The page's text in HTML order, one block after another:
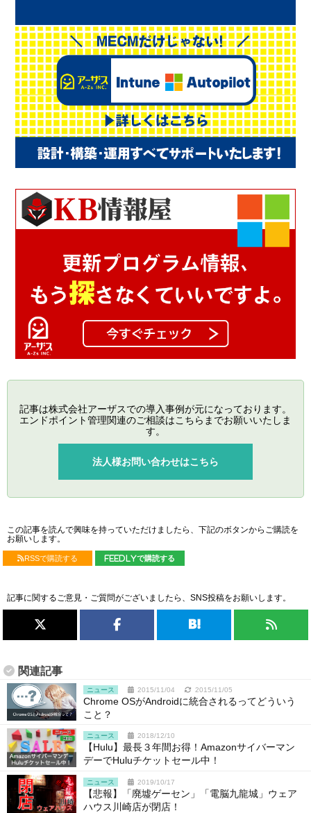
記事は株式会社アーザスでの導入事例が元になっております。
エンドポイント管理関連のご相談はこちらまでお願いいたしま
す。
法人様お問い合わせはこちら
この記事を読んで興味を持っていただけましたら、下記のボタンからご購読を
お願いします。
RSSで購読する feedlyで購読する
記事に関するご意見・ご質問がございましたら、SNS投稿をお願いします。
関連記事
ニュース 2015/11/04 2015/11/05
Chrome OSがAndroidに統合されるってどういう
こと？
ニュース 2018/12/10
【Hulu】最長３年間お得！Amazonサイバーマン
デーでHuluチケットセール中！
ニュース 2019/10/17
【悲報】「廃墟ゲーセン」「電脳九龍城」ウェア
ハウス川崎店が閉店！